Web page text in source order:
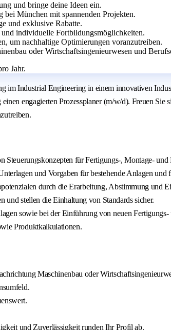
und bringe deine Ideen ein.
München mit spannenden Projekten.
und exklusive Rabatte.
individuelle Fortbildungsmöglichkeiten.
um nachhaltige Optimierungen voranzutreiben.
oder Wirtschaftsingenieurwesen und
Jahr.
Industrial Engineering in einem innovativen
engagierten Prozessplaner (m/w/d). Freuen
für Fertigungs-, Montage-
und Vorgaben für bestehende Anlagen
durch die Erarbeitung, Abstimmung und
und stellen die Einhaltung von Standards sicher.
sowie bei der Einführung von neuen
Produktkalkulationen.
Maschinenbau oder
und Zuverlässigkeit runden Ihr Profil ab.